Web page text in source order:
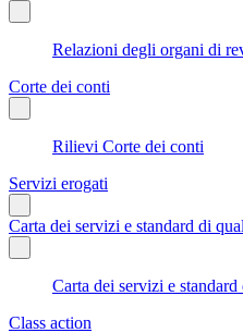
Relazioni degli organi di
Corte dei conti
Rilievi Corte dei conti
Servizi erogati
Carta dei servizi e standard di
Carta dei servizi e standard
Class action